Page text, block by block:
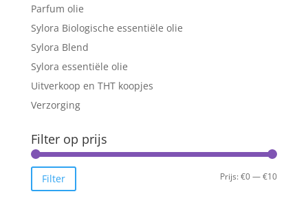
Parfum olie
Sylora Biologische essentiële olie
Sylora Blend
Sylora essentiële olie
Uitverkoop en THT koopjes
Verzorging
Filter op prijs
Min.
Max.
Filter Prijs:€0—€10